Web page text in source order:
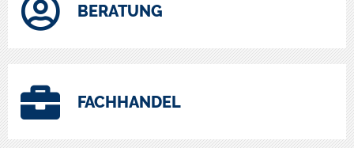
BERATUNG
FACHHANDEL